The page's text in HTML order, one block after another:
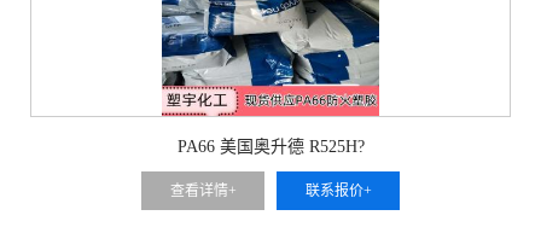
PA66 美国奥升德 R525H?
查看详情+ 联系报价+